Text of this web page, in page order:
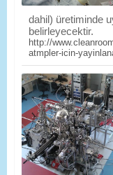
dahil) üretiminde
belirleyecektir.
http://
atmpler-icin-